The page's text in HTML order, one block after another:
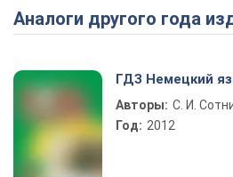
Аналоги другого года
ГДЗ Немецкий
Авторы: С. И.
Год: 2012